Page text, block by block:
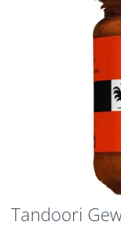
Tandoori